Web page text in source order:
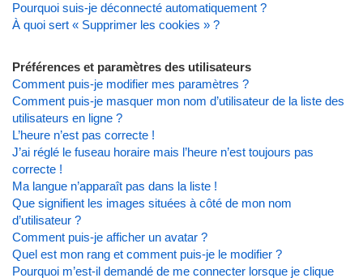
Pourquoi suis-je déconnecté automatiquement ?
À quoi sert « Supprimer les cookies » ?
Préférences et paramètres des utilisateurs
Comment puis-je modifier mes paramètres ?
Comment puis-je masquer mon nom d’utilisateur de la liste des
utilisateurs en ligne ?
L’heure n’est pas correcte !
J’ai réglé le fuseau horaire mais l’heure n’est toujours pas
correcte !
Ma langue n’apparaît pas dans la liste !
Que signifient les images situées à côté de mon nom
d’utilisateur ?
Comment puis-je afficher un avatar ?
Quel est mon rang et comment puis-je le modifier ?
Pourquoi m’est-il demandé de me connecter lorsque je clique